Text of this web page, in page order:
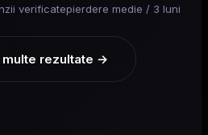
verificatepierdere medie / 3 luni
multe rezultate →